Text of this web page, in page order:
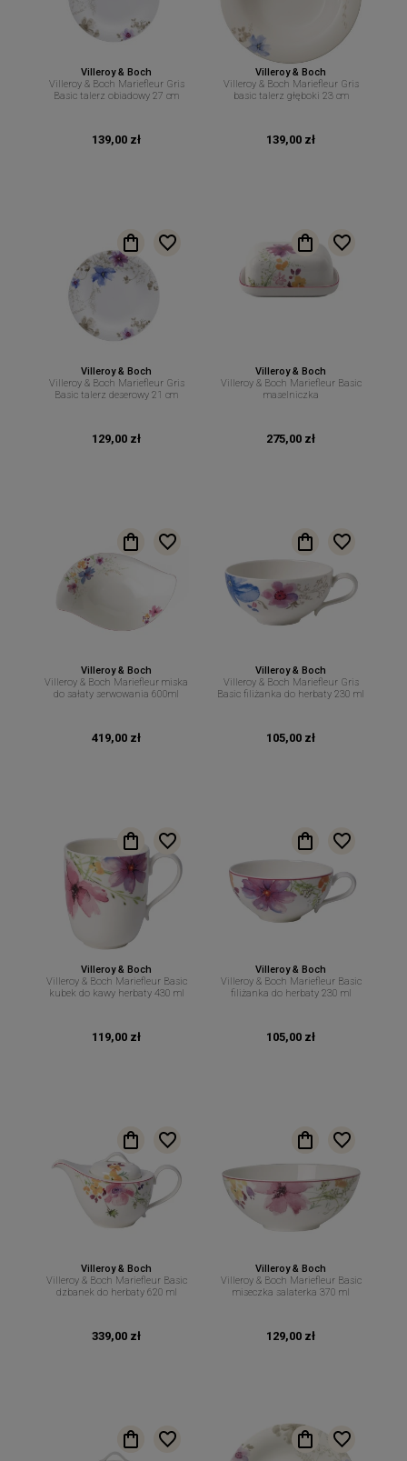
Villeroy & Boch
Villeroy & Boch Mariefleur Gris
Basic talerz obiadowy 27 cm
139,00 zł
Villeroy & Boch
Villeroy & Boch Mariefleur Gris
basic talerz głęboki 23 cm
139,00 zł
Villeroy & Boch
Villeroy & Boch Mariefleur Gris
Basic talerz deserowy 21 cm
129,00 zł
Villeroy & Boch
Villeroy & Boch Mariefleur Basic
maselniczka
275,00 zł
Villeroy & Boch
Villeroy & Boch Mariefleur miska
do sałaty serwowania 600ml
419,00 zł
Villeroy & Boch
Villeroy & Boch Mariefleur Gris
Basic filiżanka do herbaty 230 ml
105,00 zł
Villeroy & Boch
Villeroy & Boch Mariefleur Basic
kubek do kawy herbaty 430 ml
119,00 zł
Villeroy & Boch
Villeroy & Boch Mariefleur Basic
filiżanka do herbaty 230 ml
105,00 zł
Villeroy & Boch
Villeroy & Boch Mariefleur Basic
dzbanek do herbaty 620 ml
339,00 zł
Villeroy & Boch
Villeroy & Boch Mariefleur Basic
miseczka salaterka 370 ml
129,00 zł